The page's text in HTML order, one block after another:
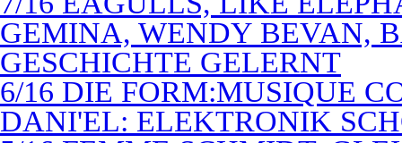
GEMINA, WENDY BEVAN,
GESCHICHTE GELERNT
6/16 DIE FORM:MUSIQUE
DANI'EL: ELEKTRONIK